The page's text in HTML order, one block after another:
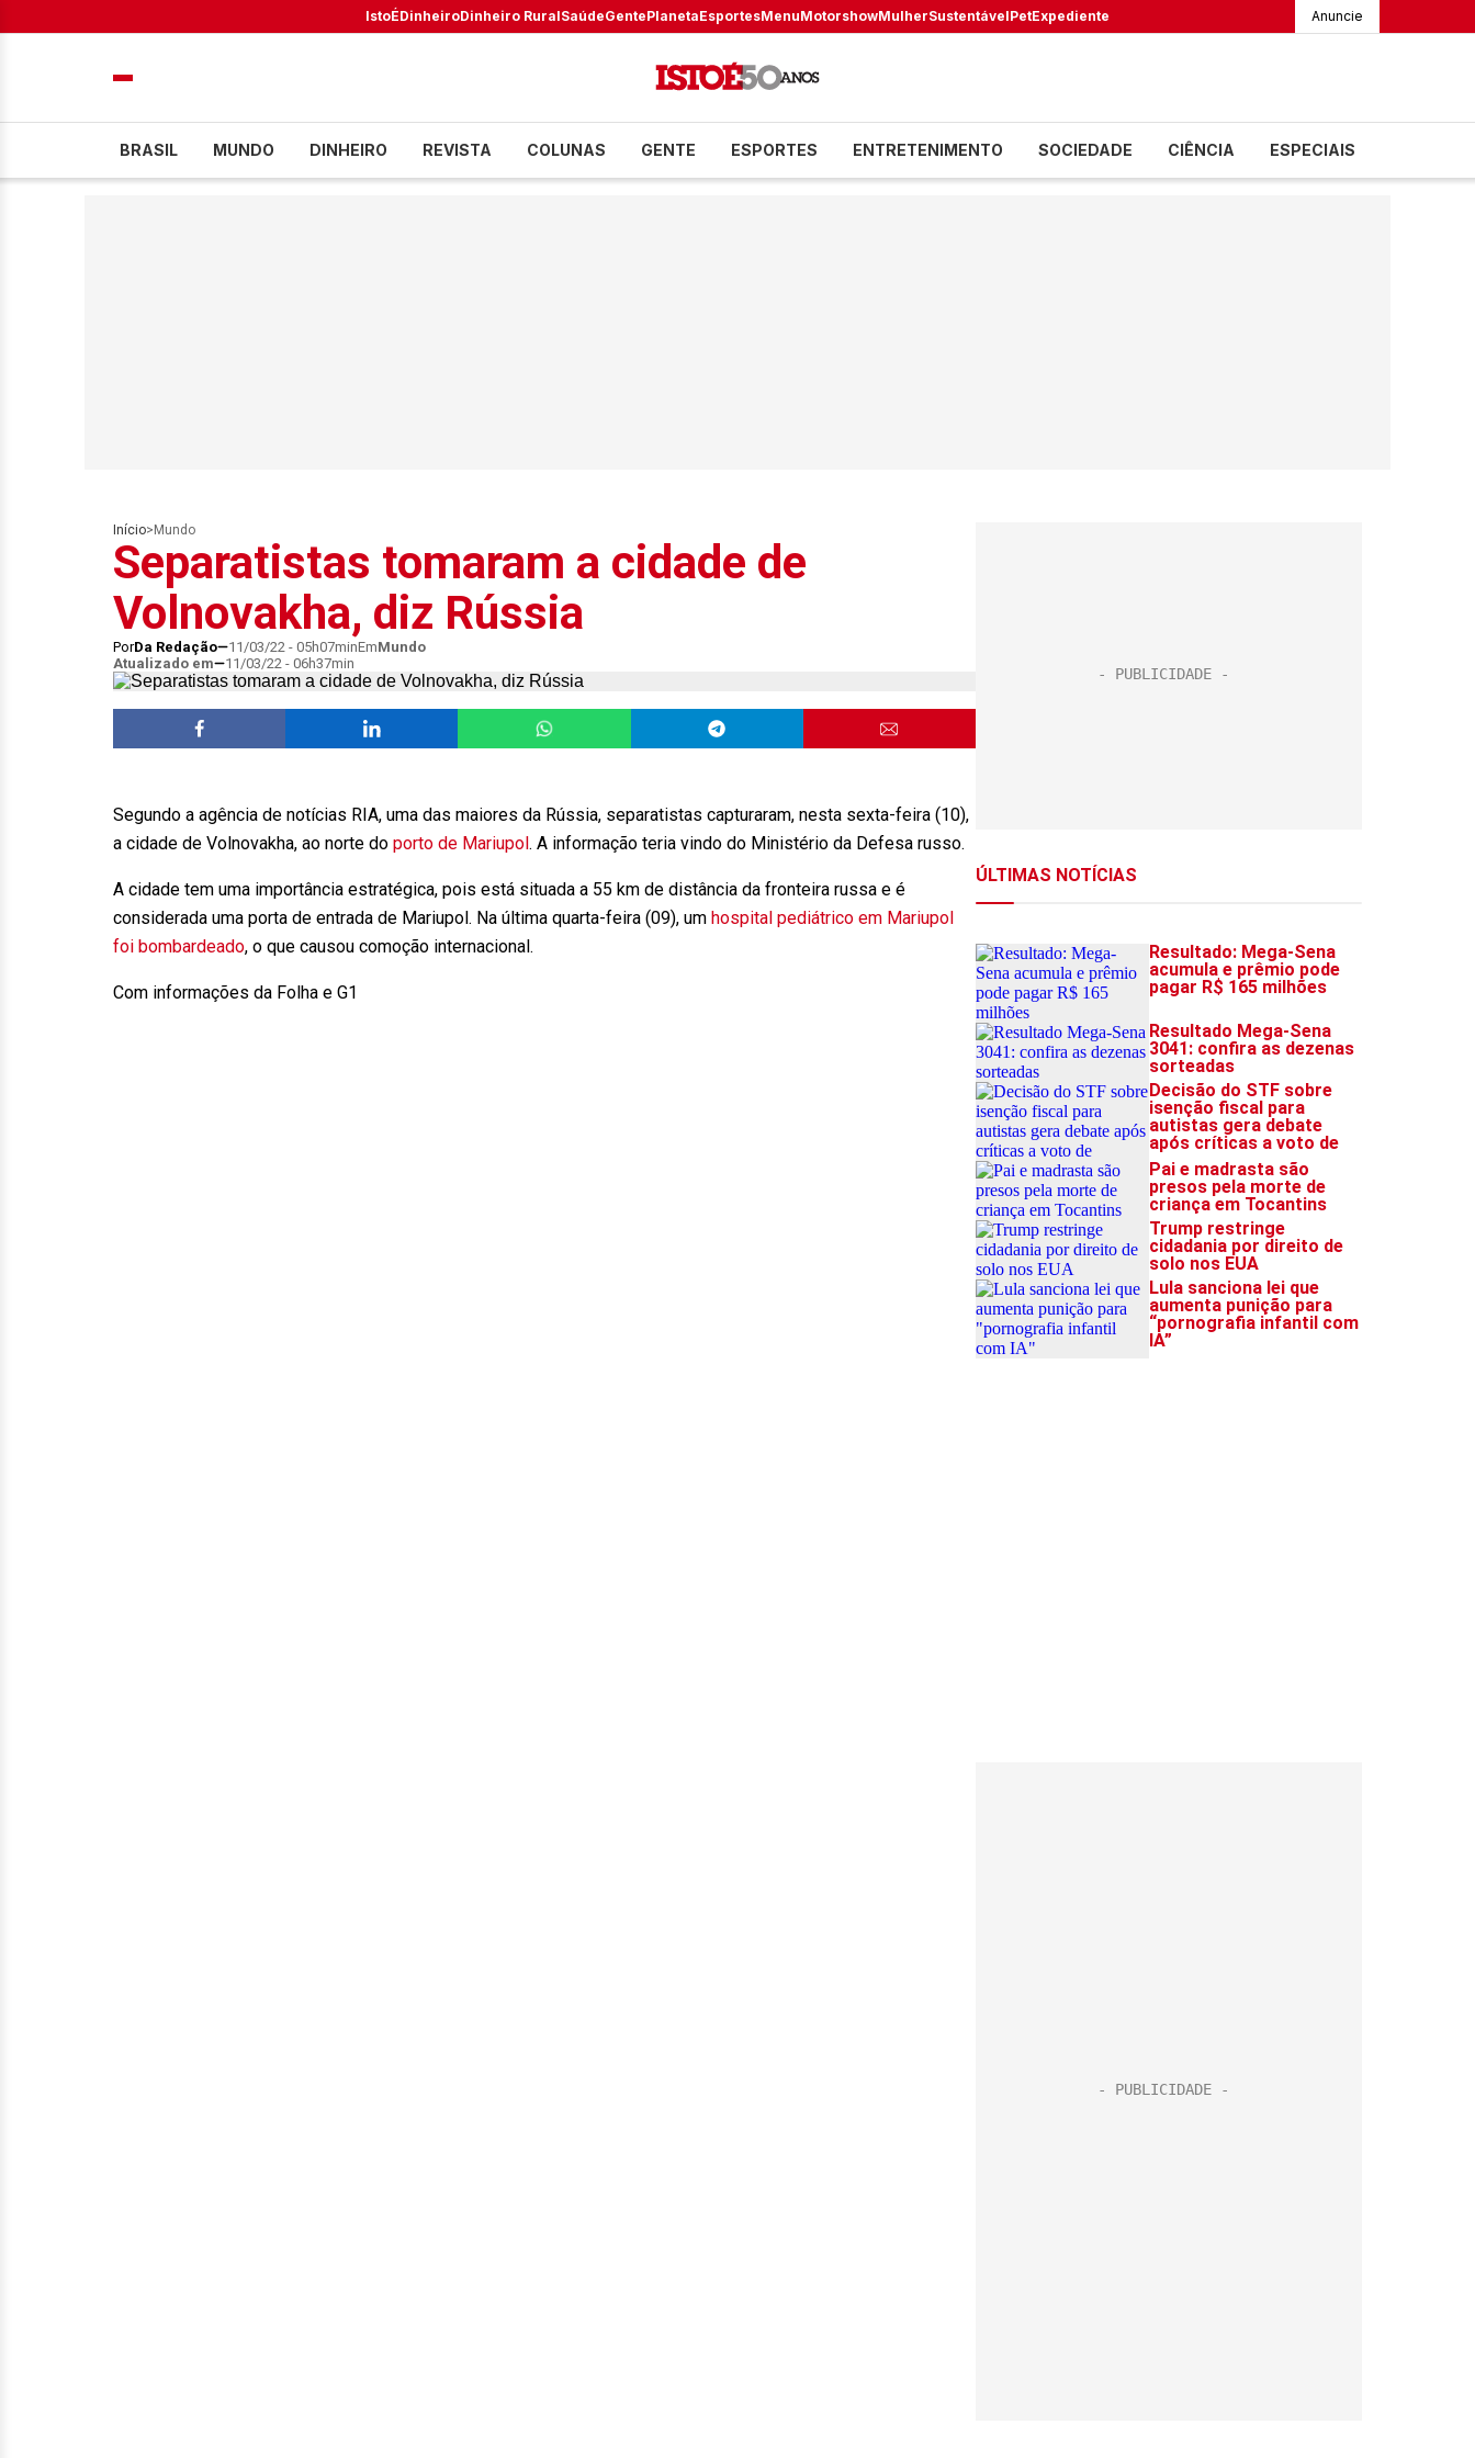
IstoÉDinheiroDinheiro RuralSaúdeGentePlanetaEsportesMenuMotorshowMulherSustentávelPetExpediente Anuncie
BRASIL MUNDO DINHEIRO REVISTA COLUNAS GENTE ESPORTES ENTRETENIMENTO SOCIEDADE CIÊNCIA ESPECIAIS
Início> Mundo
Separatistas tomaram a cidade de
Volnovakha, diz Rússia
PorDa Redação 11/03/22 - 05h07minEmMundo
Atualizado em
11/03/22 - 06h37min
Segundo a agência de notícias RIA, uma das maiores da Rússia, separatistas capturaram, nesta sexta-feira (10),
a cidade de Volnovakha, ao norte do porto de Mariupol. A informação teria vindo do Ministério da Defesa russo.
A cidade tem uma importância estratégica, pois está situada a 55 km de distância da fronteira russa e é
considerada uma porta de entrada de Mariupol. Na última quarta-feira (09), um hospital pediátrico em Mariupol
foi bombardeado, o que causou comoção internacional.
Com informações da Folha e G1